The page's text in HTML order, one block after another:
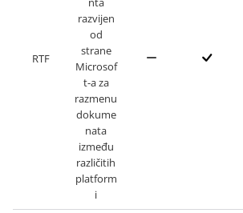
RTF
razvijen
od
strane
Microsof
t-a za
razmenu
dokume
nata
između
različitih
platform
i